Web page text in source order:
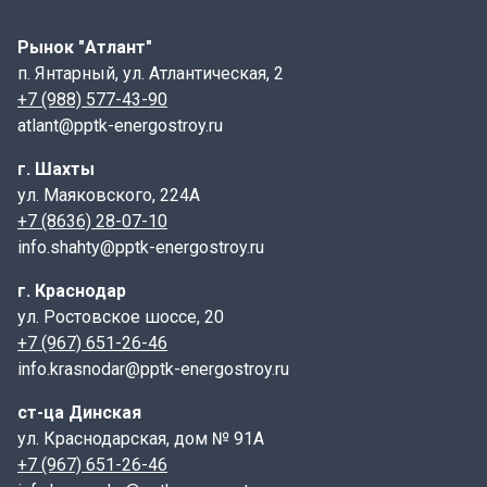
высота
ПТ- плита перекрытия канала.
75- длина, указывается в см;
10- высота, указывается в см;
6 - индекс, характеризующий тип элемента по
армированию ( нагрузка в тс/м2).
Маркировка, а также дата изготовления и масса
Конструктивные особенности:
Плиты ПТ имеют форму прямоугольника с гладкой
к стенкам лотка. Некоторые модели могут содержать
дополнительные элементы, такие как пазы или
выступы, чтобы облегчить монтаж и улучшить
Рынок "Атлант"
п. Янтарный, ул. Атлантическая, 2
+7 (988) 577-43-90
atlant@pptk-energostroy.ru
г. Шахты
ул. Маяковского, 224А
+7 (8636) 28-07-10
info.shahty@pptk-energostroy.ru
г. Краснодар
ул. Ростовское шоссе, 20
+7 (967) 651-26-46
info.krasnodar@pptk-energostroy.ru
ст-ца Динская
ул. Краснодарская, дом № 91А
+7 (967) 651-26-46